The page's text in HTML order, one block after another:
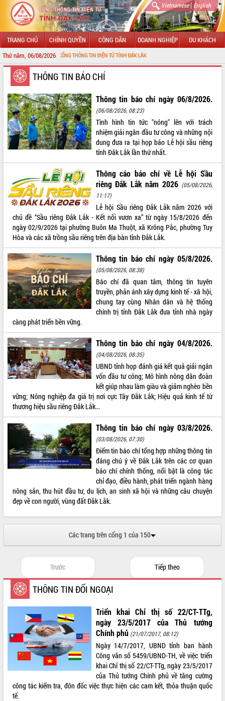
Vietnamese| English
TRANG CHỦ CHÍNH QUYỀN CÔNG DÂN DOANH NGHIỆP DU KHÁCH
Thứ năm, 06/08/2026
MỪNG ĐẾN VỚI CỔNG THÔNG TIN ĐIỆN TỬ TỈNH ĐẮK LẮK
GIỚI THIỆU
LÃNH ĐẠO UBND TỈNH
TIN TỨC SỰ KIỆN
SỞ, BAN, NGÀNH
THÔNG TIN CHỈ ĐẠO ĐIỀU HÀNH
HỆ THỐNG VĂN BẢN
VĂN BẢN HĐND TỈNH
ĐIỂM TIN VĂN BẢN
QUY HOẠCH - KẾ HOẠCH
VIDEO
Lễ truy tặng danh hiệu “Bà Mẹ Việt
Lao động
UBND tỉnh Đắk Lắk triển khai nhiệm
Kỳ họp thứ Hai, Hội đồng nhân dân
tỉnh khóa XI quyết nghị nhiều nội dung
quan trọng
Bí thư Tỉnh ủy Lương Nguyễn Minh
Triết thăm, tặng quà người có công với
cách mạng
Rà soát, hoàn thiện hệ thống thiết chế
văn hóa, thể thao đáp ứng yêu cầu
phát triển mới
Thường trực HĐND tỉnh Đắk Lắk gặp
mặt Đoàn chuyên gia y tế TP. Hồ Chí
Minh
Lễ truy điệu và an táng hài cốt liệt sĩ
tại Nghĩa trang Liệt sĩ xã Sơn Hòa
ALBUM ẢNH
THÔNG TIN BÁO CHÍ
Thông tin báo chí ngày 06/8/2026.
(06/08/2026, 08:23)
Tình hình tin tức "nóng" lên với trách
nhiệm giải ngân đầu tư công và những nội
dung đưa ra tại họp báo Lễ hội sầu riêng
tỉnh Đắk Lắk lần thứ nhất.
Thông cáo báo chí về Lễ hội Sầu
riêng Đắk Lắk năm 2026 (05/08/2026,
11:17)
Lễ hội Sầu riêng Đắk Lắk năm 2026 với
chủ đề “Sầu riêng Đắk Lắk - Kết nối vươn xa” từ ngày 15/8/2026 đến
ngày 02/9/2026 tại phường Buôn Ma Thuột, xã Krông Pắc, phường Tuy
Hòa và các xã trồng sầu riêng trên địa bàn tỉnh Đắk Lắk.
Thông tin báo chí ngày 05/8/2026.
(05/08/2026, 08:38)
Báo chí đã quan tâm, thông tin tuyên
truyền, phản ánh xây dựng kinh tế - xã hội,
chung tay cùng Nhân dân và hệ thống
chính trị tỉnh Đắk Lắk đưa tỉnh nhà ngày
càng phát triển bền vững.
Thông tin báo chí ngày 04/8/2026.
(04/08/2026, 08:35)
UBND tỉnh họp đánh giá kết quả giải ngân
vốn đầu tư công; Mô hình nông dân đoàn
kết giúp nhau làm giàu và giảm nghèo bền
vững; Nông nghiệp đa giá trị nơi cực Tây Đắk Lắk; Hiệu quả kinh tế từ
thương hiệu sầu riêng Đắk Lắk...
Thông tin báo chí ngày 03/8/2026.
(03/08/2026, 07:30)
Điểm tin báo chí tổng hợp những thông tin
đáng chú ý về Đắk Lắk trên các cơ quan
báo chí chính thống, nổi bật là công tác
chỉ đạo, điều hành, phát triển ngành hàng
nông sản, thu hút đầu tư, du lịch, an sinh xã hội và những câu chuyện
đẹp về con người, vùng đất Đắk Lắk.
Các trang trên cổng 1 của 150
Trước Tiếp theo
THÔNG TIN ĐỐI NGOẠI
Triển khai Chỉ thị số 22/CT-TTg,
ngày 23/5/2017 của Thủ tướng
Chính phủ (21/07/2017, 08:12)
Ngày 14/7/2017, UBND tỉnh ban hành
Công văn số 5459/UBND-TH, về việc triển
khai Chỉ thị số 22/CT-TTg, ngày 23/5/2017
của Thủ tướng Chính phủ về tăng cường
công tác kiểm tra, đôn đốc việc thực hiện các cam kết, thỏa thuận quốc
tế.